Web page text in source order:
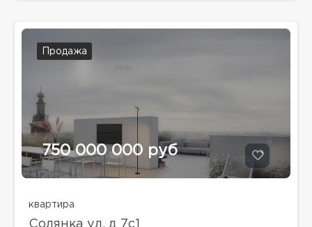
Продажа
750 000 000 руб
квартира
Солянка ул, д 7с1